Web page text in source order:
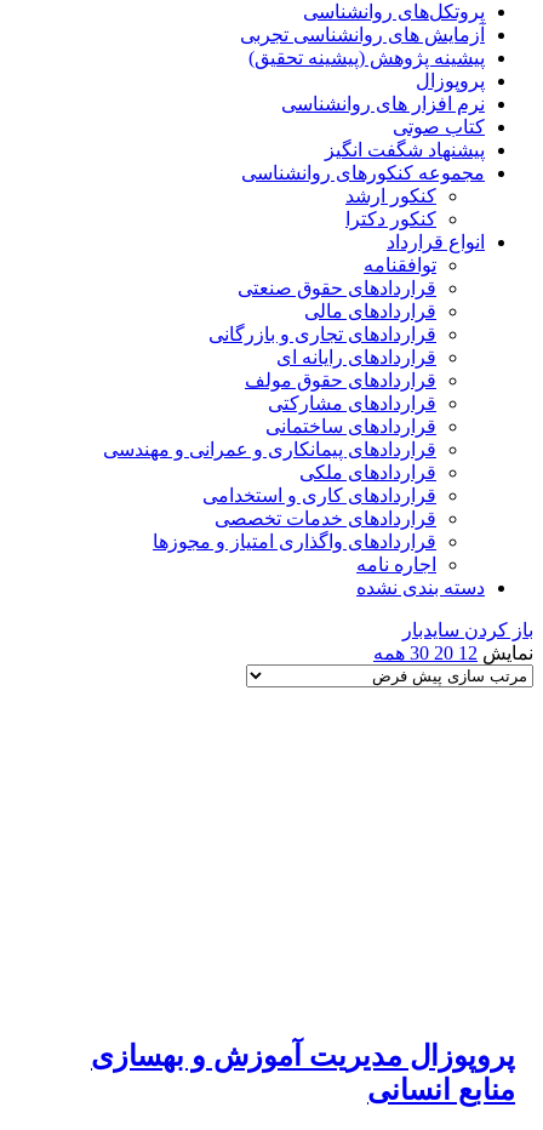
پروتکل‌های روانشناسی
آزمایش های روانشناسی تجربی
پیشینه پژوهش (پیشینه تحقیق)
پروپوزال
نرم افزار های روانشناسی
کتاب صوتی
پیشنهاد شگفت انگیز
مجموعه کنکورهای روانشناسی
کنکور ارشد
کنکور دکترا
انواع قرارداد
توافقنامه
قراردادهای حقوق صنعتی
قراردادهای مالی
قراردادهای تجاری و بازرگانی
قراردادهای رایانه ای
قراردادهای حقوق مولف
قراردادهای مشارکتی
قراردادهای ساختمانی
قراردادهای پیمانکاری و عمرانی و مهندسی
قراردادهای ملکی
قراردادهای کاری و استخدامی
قراردادهای خدمات تخصصی
قراردادهای واگذاری امتیاز و مجوزها
اجاره نامه
دسته بندی نشده
باز کردن سایدبار
نمایش 12
20
30 همه
پروپوزال مدیریت آموزش و بهسازی
منابع انسانی